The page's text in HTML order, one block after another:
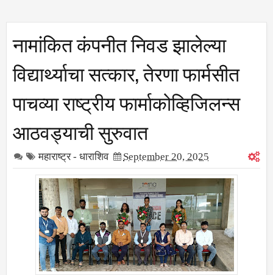
नामांकित कंपनीत निवड झालेल्या
विद्यार्थ्याचा सत्कार, तेरणा फार्मसीत
पाचव्या राष्ट्रीय फार्माकोव्हिजिलन्स
आठवड्याची सुरुवात
महाराष्ट्र - धाराशिव September 20, 2025